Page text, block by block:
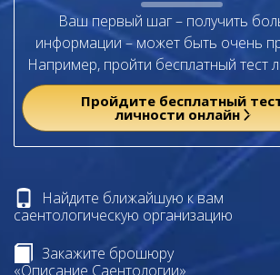
Ваш первый шаг – получить
информации – может быть очень
Например, пройти бесплатный тест
Пройдите бесплатный
личности онлайн
Найдите ближайшую к вам
саентологическую организацию
Закажите брошюру
«Описание Саентологии»